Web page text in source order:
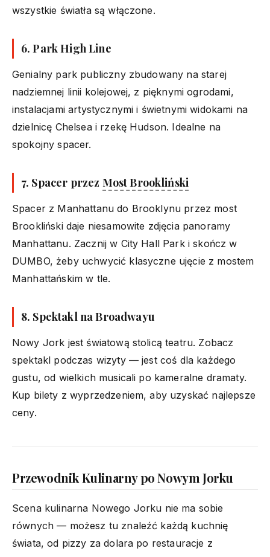
wszystkie światła są włączone.
6. Park High Line
Genialny park publiczny zbudowany na starej
nadziemnej linii kolejowej, z pięknymi ogrodami,
instalacjami artystycznymi i świetnymi widokami na
dzielnicę Chelsea i rzekę Hudson. Idealne na
spokojny spacer.
7. Spacer przez Most Brookliński
Spacer z Manhattanu do Brooklynu przez most
Brookliński daje niesamowite zdjęcia panoramy
Manhattanu. Zacznij w City Hall Park i skończ w
DUMBO, żeby uchwycić klasyczne ujęcie z mostem
Manhattańskim w tle.
8. Spektakl na Broadwayu
Nowy Jork jest światową stolicą teatru. Zobacz
spektakl podczas wizyty — jest coś dla każdego
gustu, od wielkich musicali po kameralne dramaty.
Kup bilety z wyprzedzeniem, aby uzyskać najlepsze
ceny.
Przewodnik Kulinarny po Nowym Jorku
Scena kulinarna Nowego Jorku nie ma sobie
równych — możesz tu znaleźć każdą kuchnię
świata, od pizzy za dolara po restauracje z